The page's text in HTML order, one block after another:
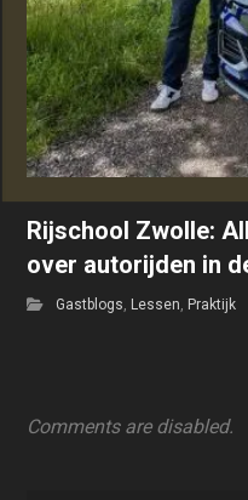
Rijschool Zwolle:
over autorijden in
Gastblogs, Lessen, Praktijk
Comments are disabled.